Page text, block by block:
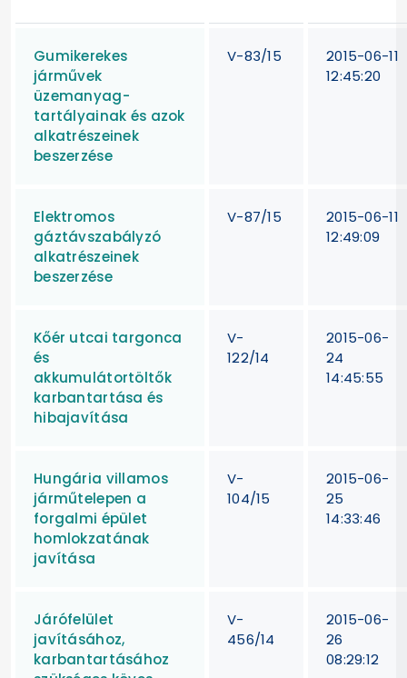
Gumikerekes
járművek
üzemanyag-
tartályainak és azok
alkatrészeinek
beszerzése
V-83/15
2015-06-11
12:45:20
Elektromos
gáztávszabályzó
alkatrészeinek
beszerzése
V-87/15
2015-06-11
12:49:09
Kőér utcai targonca
és
akkumulátortöltők
karbantartása és
hibajavítása
V-
122/14
2015-06-
24
14:45:55
Hungária villamos
járműtelepen a
forgalmi épület
homlokzatának
javítása
V-
104/15
2015-06-
25
14:33:46
Járófelület
javításához,
karbantartásához
V-
456/14
2015-06-
26
08:29:12